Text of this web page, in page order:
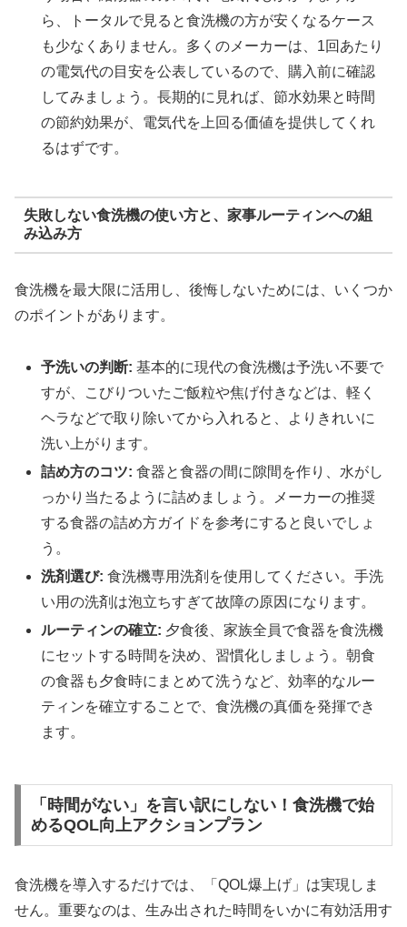
ら、トータルで見ると食洗機の方が安くなるケース
も少なくありません。多くのメーカーは、1回あたり
の電気代の目安を公表しているので、購入前に確認
してみましょう。長期的に見れば、節水効果と時間
の節約効果が、電気代を上回る価値を提供してくれ
るはずです。
失敗しない食洗機の使い方と、家事ルーティンへの組
み込み方
食洗機を最大限に活用し、後悔しないためには、いくつか
のポイントがあります。
予洗いの判断: 基本的に現代の食洗機は予洗い不要で
すが、こびりついたご飯粒や焦げ付きなどは、軽く
ヘラなどで取り除いてから入れると、よりきれいに
洗い上がります。
詰め方のコツ: 食器と食器の間に隙間を作り、水がし
っかり当たるように詰めましょう。メーカーの推奨
する食器の詰め方ガイドを参考にすると良いでしょ
う。
洗剤選び: 食洗機専用洗剤を使用してください。手洗
い用の洗剤は泡立ちすぎて故障の原因になります。
ルーティンの確立: 夕食後、家族全員で食器を食洗機
にセットする時間を決め、習慣化しましょう。朝食
の食器も夕食時にまとめて洗うなど、効率的なルー
ティンを確立することで、食洗機の真価を発揮でき
ます。
「時間がない」を言い訳にしない！食洗機で始
めるQOL向上アクションプラン
食洗機を導入するだけでは、「QOL爆上げ」は実現しま
せん。重要なのは、生み出された時間をいかに有効活用す